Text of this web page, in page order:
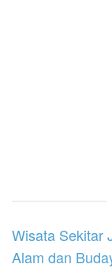
Wisata Sekitar
Alam dan